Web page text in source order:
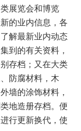
展览会和博览
的业内信息，各
解最新业内动态
到的有关资料，
存档；又在大类
防腐材料，木
墙的涂饰材料，
地造册存档。便
行更新换代，使